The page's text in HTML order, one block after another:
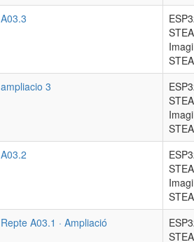
A03.3
ampliacio 3
A03.2
Repte A03.1 · Ampliació